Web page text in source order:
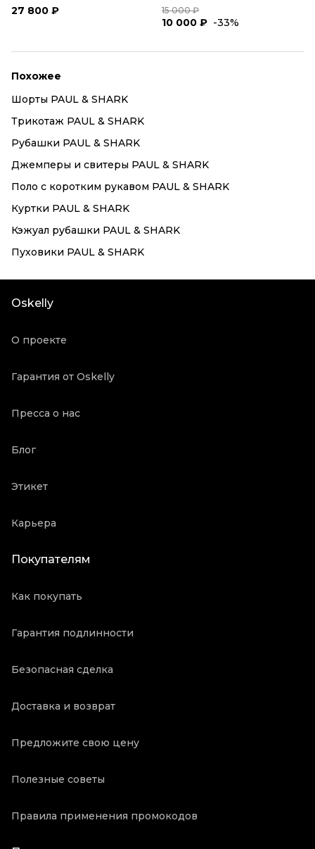
27 800 ₽
15 000 ₽
10 000 ₽ -33%
Похожее
Шорты PAUL & SHARK
Трикотаж PAUL & SHARK
Рубашки PAUL & SHARK
Джемперы и свитеры PAUL & SHARK
Поло с коротким рукавом PAUL & SHARK
Куртки PAUL & SHARK
Кэжуал рубашки PAUL & SHARK
Пуховики PAUL & SHARK
Oskelly
О проекте
Гарантия от Oskelly
Пресса о нас
Блог
Этикет
Карьера
Покупателям
Как покупать
Гарантия подлинности
Безопасная сделка
Доставка и возврат
Предложите свою цену
Полезные советы
Правила применения промокодов